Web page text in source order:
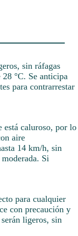
sin ráfagas
°C. Se anticipa
para contrarrestar
está caluroso, por lo
aire
14 km/h, sin
Si
para cualquier
con precaución y
ligeros, sin